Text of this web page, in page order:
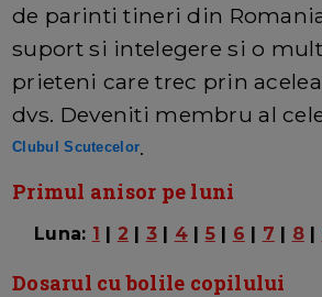
de parinti tineri din
suport si intelegere si o
prieteni care trec prin
dvs. Deveniti membru al
Clubul Scutecelor.
Primul anisor pe luni
Luna: 1 | 2 | 3| 4| 5| 6 | 7 | 8|
Dosarul cu bolile copilului